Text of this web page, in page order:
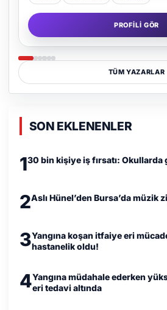
PROFILI GÖR
TÜM YAZARLAR
SON EKLENENLER
130 bin kişiye iş fırsatı:
2Aslı Hünel’den Bursa’da müzik
3Yangına koşan itfaiye eri
hastanelik oldu!
4Yangına müdahale ederken
eri tedavi altında